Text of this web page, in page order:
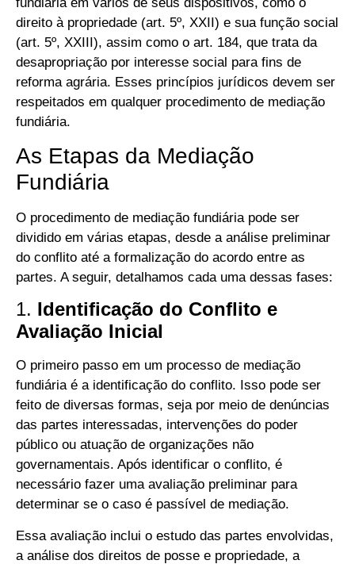
direito à propriedade (art. 5º, XXII) e sua função social
(art. 5º, XXIII), assim como o art. 184, que trata da
desapropriação por interesse social para fins de
reforma agrária. Esses princípios jurídicos devem ser
respeitados em qualquer procedimento de mediação
fundiária.
As Etapas da Mediação
Fundiária
O procedimento de mediação fundiária pode ser
dividido em várias etapas, desde a análise preliminar
do conflito até a formalização do acordo entre as
partes. A seguir, detalhamos cada uma dessas fases:
1. Identificação do Conflito e
Avaliação Inicial
O primeiro passo em um processo de mediação
fundiária é a identificação do conflito. Isso pode ser
feito de diversas formas, seja por meio de denúncias
das partes interessadas, intervenções do poder
público ou atuação de organizações não
governamentais. Após identificar o conflito, é
necessário fazer uma avaliação preliminar para
determinar se o caso é passível de mediação.
Essa avaliação inclui o estudo das partes envolvidas,
a análise dos direitos de posse e propriedade, a